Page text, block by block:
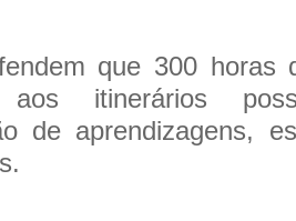
que 300 horas
aos itinerários
de aprendizagens,